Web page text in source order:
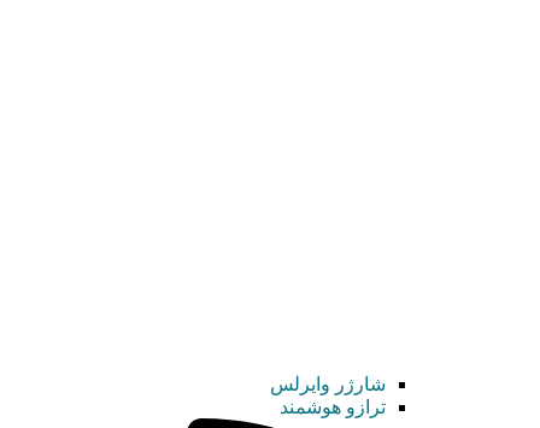
شارژر وایرلس
ترازو هوشمند